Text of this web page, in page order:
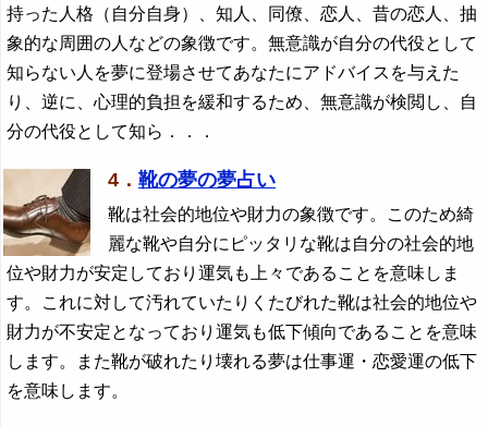
持った人格（自分自身）、知人、同僚、恋人、昔の恋人、抽
象的な周囲の人などの象徴です。無意識が自分の代役として
知らない人を夢に登場させてあなたにアドバイスを与えた
り、逆に、心理的負担を緩和するため、無意識が検閲し、自
分の代役として知ら．．．
4． 靴の夢の夢占い
靴は社会的地位や財力の象徴です。このため綺
麗な靴や自分にピッタリな靴は自分の社会的地
位や財力が安定しており運気も上々であることを意味しま
す。これに対して汚れていたりくたびれた靴は社会的地位や
財力が不安定となっており運気も低下傾向であることを意味
します。また靴が破れたり壊れる夢は仕事運・恋愛運の低下
を意味します。